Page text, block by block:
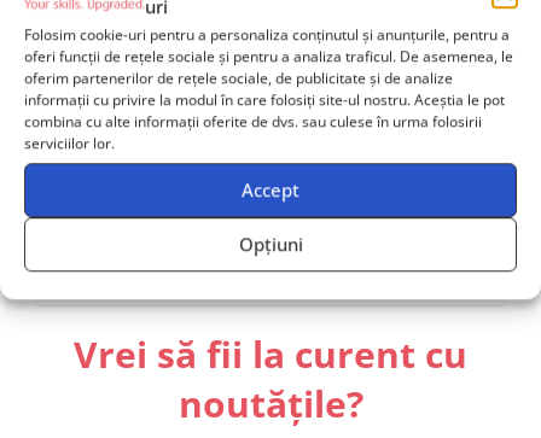
uri
Folosim cookie-uri pentru a personaliza conținutul și anunțurile, pentru a
oferi funcții de rețele sociale și pentru a analiza traficul. De asemenea, le
oferim partenerilor de rețele sociale, de publicitate și de analize
informații cu privire la modul în care folosiți site-ul nostru. Aceștia le pot
combina cu alte informații oferite de dvs. sau culese în urma folosirii
serviciilor lor.
Accept
Opțiuni
dintre consultanții noștri va reveni către tine în cel mai
scurt timp posibil și îți va oferisuport dedicat.
Contactează-ne
Echipă de 2+ persoane? Primești ofertă dedicată!
Vrei să fii la curent cu
noutățile?